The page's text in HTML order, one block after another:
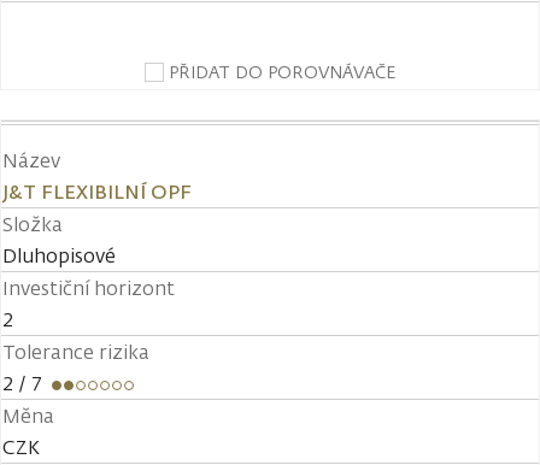
PŘIDAT DO POROVNÁVAČE
Název
J&T FLEXIBILNÍ OPF
Složka
Dluhopisové
Investiční horizont
2
Tolerance rizika
2 / 7
Měna
CZK